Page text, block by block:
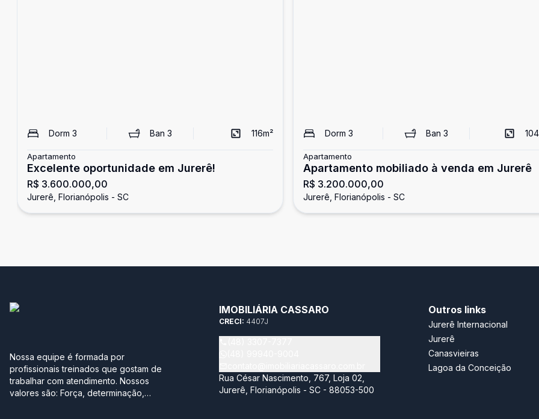
Dorm 3 Ban3 116m²
Apartamento
Excelente oportunidade em Jurerê!
R$ 3.600.000,00
Jurerê, Florianópolis - SC
Dorm 3 Ban 3 104
Apartamento
Apartamento mobiliado à venda em Jurerê
R$ 3.200.000,00
Jurerê, Florianópolis - SC
Nossa equipe é formada por
profissionais treinados que gostam de
trabalhar com atendimento. Nossos
valores são: Força, determinação,
IMOBILIÁRIA CASSARO
CRECI: 4407J
Rua César Nascimento, 767, Loja 02,
Jurerê, Florianópolis - SC - 88053-500
Outros links
Jurerê Internacional
Jurerê
Canasvieiras
Lagoa da Conceição